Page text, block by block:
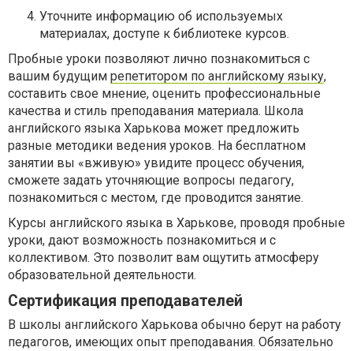
Уточните информацию об используемых
материалах, доступе к библиотеке курсов.
Пробные уроки позволяют лично познакомиться с
вашим будущим репетитором по английскому языку,
составить свое мнение, оценить профессиональные
качества и стиль преподавания материала. Школа
английского языка Харькова может предложить
разные методики ведения уроков. На бесплатном
занятии вы «вживую» увидите процесс обучения,
сможете задать уточняющие вопросы педагогу,
познакомиться с местом, где проводится занятие.
Курсы английского языка в Харькове, проводя пробные
уроки, дают возможность познакомиться и с
коллективом. Это позволит вам ощутить атмосферу
образовательной деятельности.
Сертификация преподавателей
В школы английского Харькова обычно берут на работу
педагогов, имеющих опыт преподавания. Обязательно